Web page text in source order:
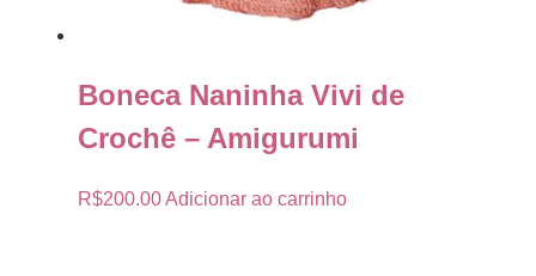
Boneca Naninha Vivi de
Crochê – Amigurumi
R$200.00Adicionar ao carrinho